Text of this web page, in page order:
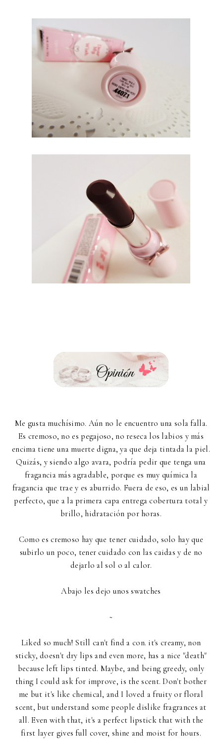
Me gusta muchísimo. Aún no le encuentro una sola falla.
Es cremoso, no es pegajoso, no reseca los labios y más
encima tiene una muerte digna, ya que deja tintada la piel.
Quizás, y siendo algo avara, podría pedir que tenga una
fragancia más agradable, porque es muy química la
fragancia que trae y es aburrido. Fuera de eso, es un labial
perfecto, que a la primera capa entrega cobertura total y
brillo, hidratación por horas.
Como es cremoso hay que tener cuidado, solo hay que
subirlo un poco, tener cuidado con las caidas y de no
dejarlo al sol o al calor.
Abajo les dejo unos swatches
~
Liked so much! Still can't find a con. it's creamy, non
sticky, doesn't dry lips and even more, has a nice "death"
because left lips tinted. Maybe, and being greedy, only
thing I could ask for improve, is the scent. Don't bother
me but it's like chemical, and I loved a fruity or floral
scent, but understand some people dislike fragrances at
all. Even with that, it's a perfect lipstick that with the
first layer gives full cover, shine and moist for hours.